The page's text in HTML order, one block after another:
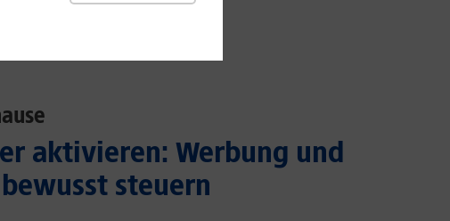
aktivieren: Werbung und
steuern